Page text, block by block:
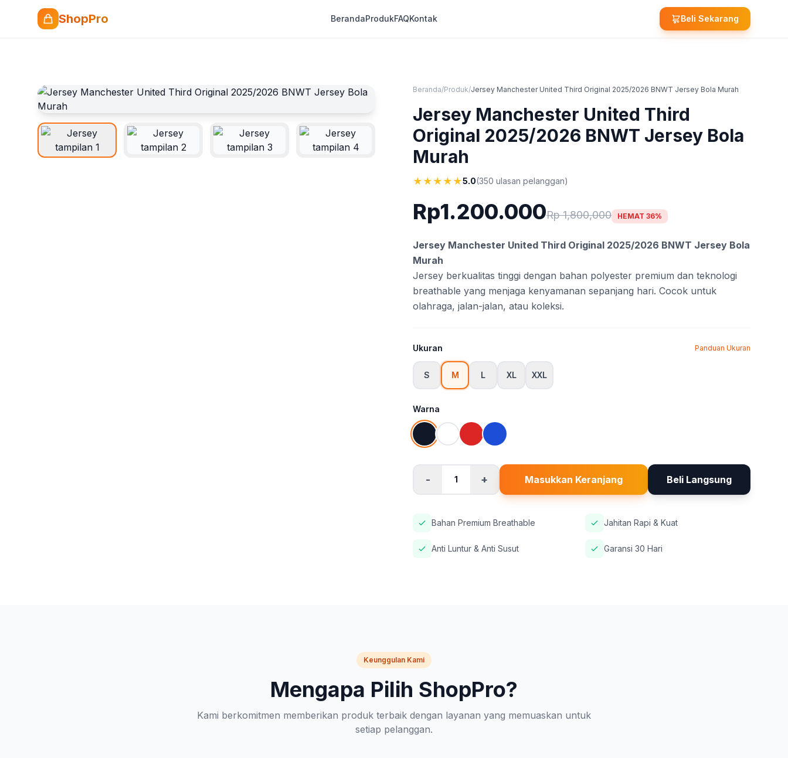
ShopPro BerandaProdukFAQKontak Beli Sekarang
Beranda/Produk/Jersey Manchester United Third Original 2025/2026 BNWT Jersey Bola Murah
Jersey Manchester United Third
Original 2025/2026 BNWT Jersey Bola
Murah
★ ★ ★ ★ ★5.0(350 ulasan pelanggan)
Rp1.200.000Rp 1,800,000 HEMAT 36%
Jersey Manchester United Third Original 2025/2026 BNWT Jersey Bola
Murah
Jersey berkualitas tinggi dengan bahan polyester premium dan teknologi
breathable yang menjaga kenyamanan sepanjang hari. Cocok untuk
olahraga, jalan-jalan, atau koleksi.
Ukuran Panduan Ukuran
S M L XL XXL
Warna
- 1 + Masukkan Keranjang Beli Langsung
Bahan Premium Breathable Jahitan Rapi & Kuat
Anti Luntur & Anti Susut Garansi 30 Hari
Keunggulan Kami
Mengapa Pilih ShopPro?
Kami berkomitmen memberikan produk terbaik dengan layanan yang memuaskan untuk
setiap pelanggan.